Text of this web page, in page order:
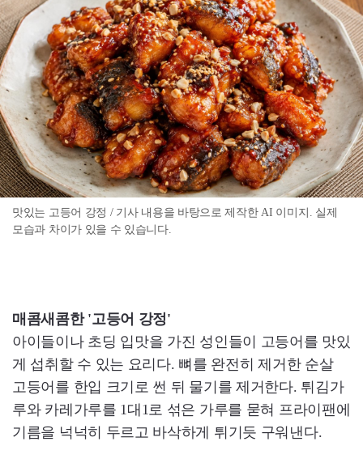
맛있는 고등어 강정 / 기사 내용을 바탕으로 제작한 AI 이미지. 실제
모습과 차이가 있을 수 있습니다.
매콤새콤한 '고등어 강정'
아이들이나 초딩 입맛을 가진 성인들이 고등어를 맛있
게 섭취할 수 있는 요리다. 뼈를 완전히 제거한 순살
고등어를 한입 크기로 썬 뒤 물기를 제거한다. 튀김가
루와 카레가루를 1대1로 섞은 가루를 묻혀 프라이팬에
기름을 넉넉히 두르고 바삭하게 튀기듯 구워낸다.